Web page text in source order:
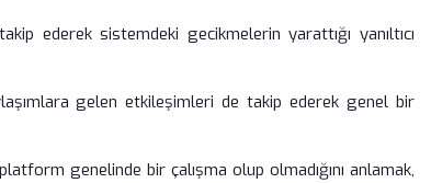
ederek sistemdeki gecikmelerin yarattığı yanıltıcı
gelen etkileşimleri de takip ederek genel bir
genelinde bir çalışma olup olmadığını anlamak,